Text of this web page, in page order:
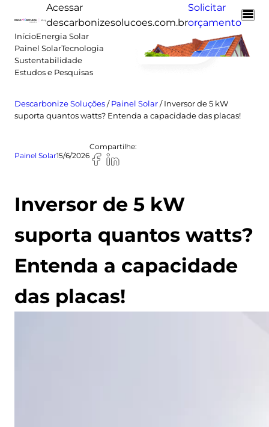
para
conteúdo
Acessar
descarbonizesolucoes.com.br
Solicitar
orçamento
InícioEnergia Solar
Painel SolarTecnologia
Sustentabilidade
Estudos e Pesquisas
Descarbonize Soluções/Painel Solar/Inversor de 5 kW
suporta quantos watts? Entenda a capacidade das placas!
Painel Solar15/6/2026
Compartilhe:
Inversor de 5 kW
suporta quantos watts?
Entenda a capacidade
das placas!